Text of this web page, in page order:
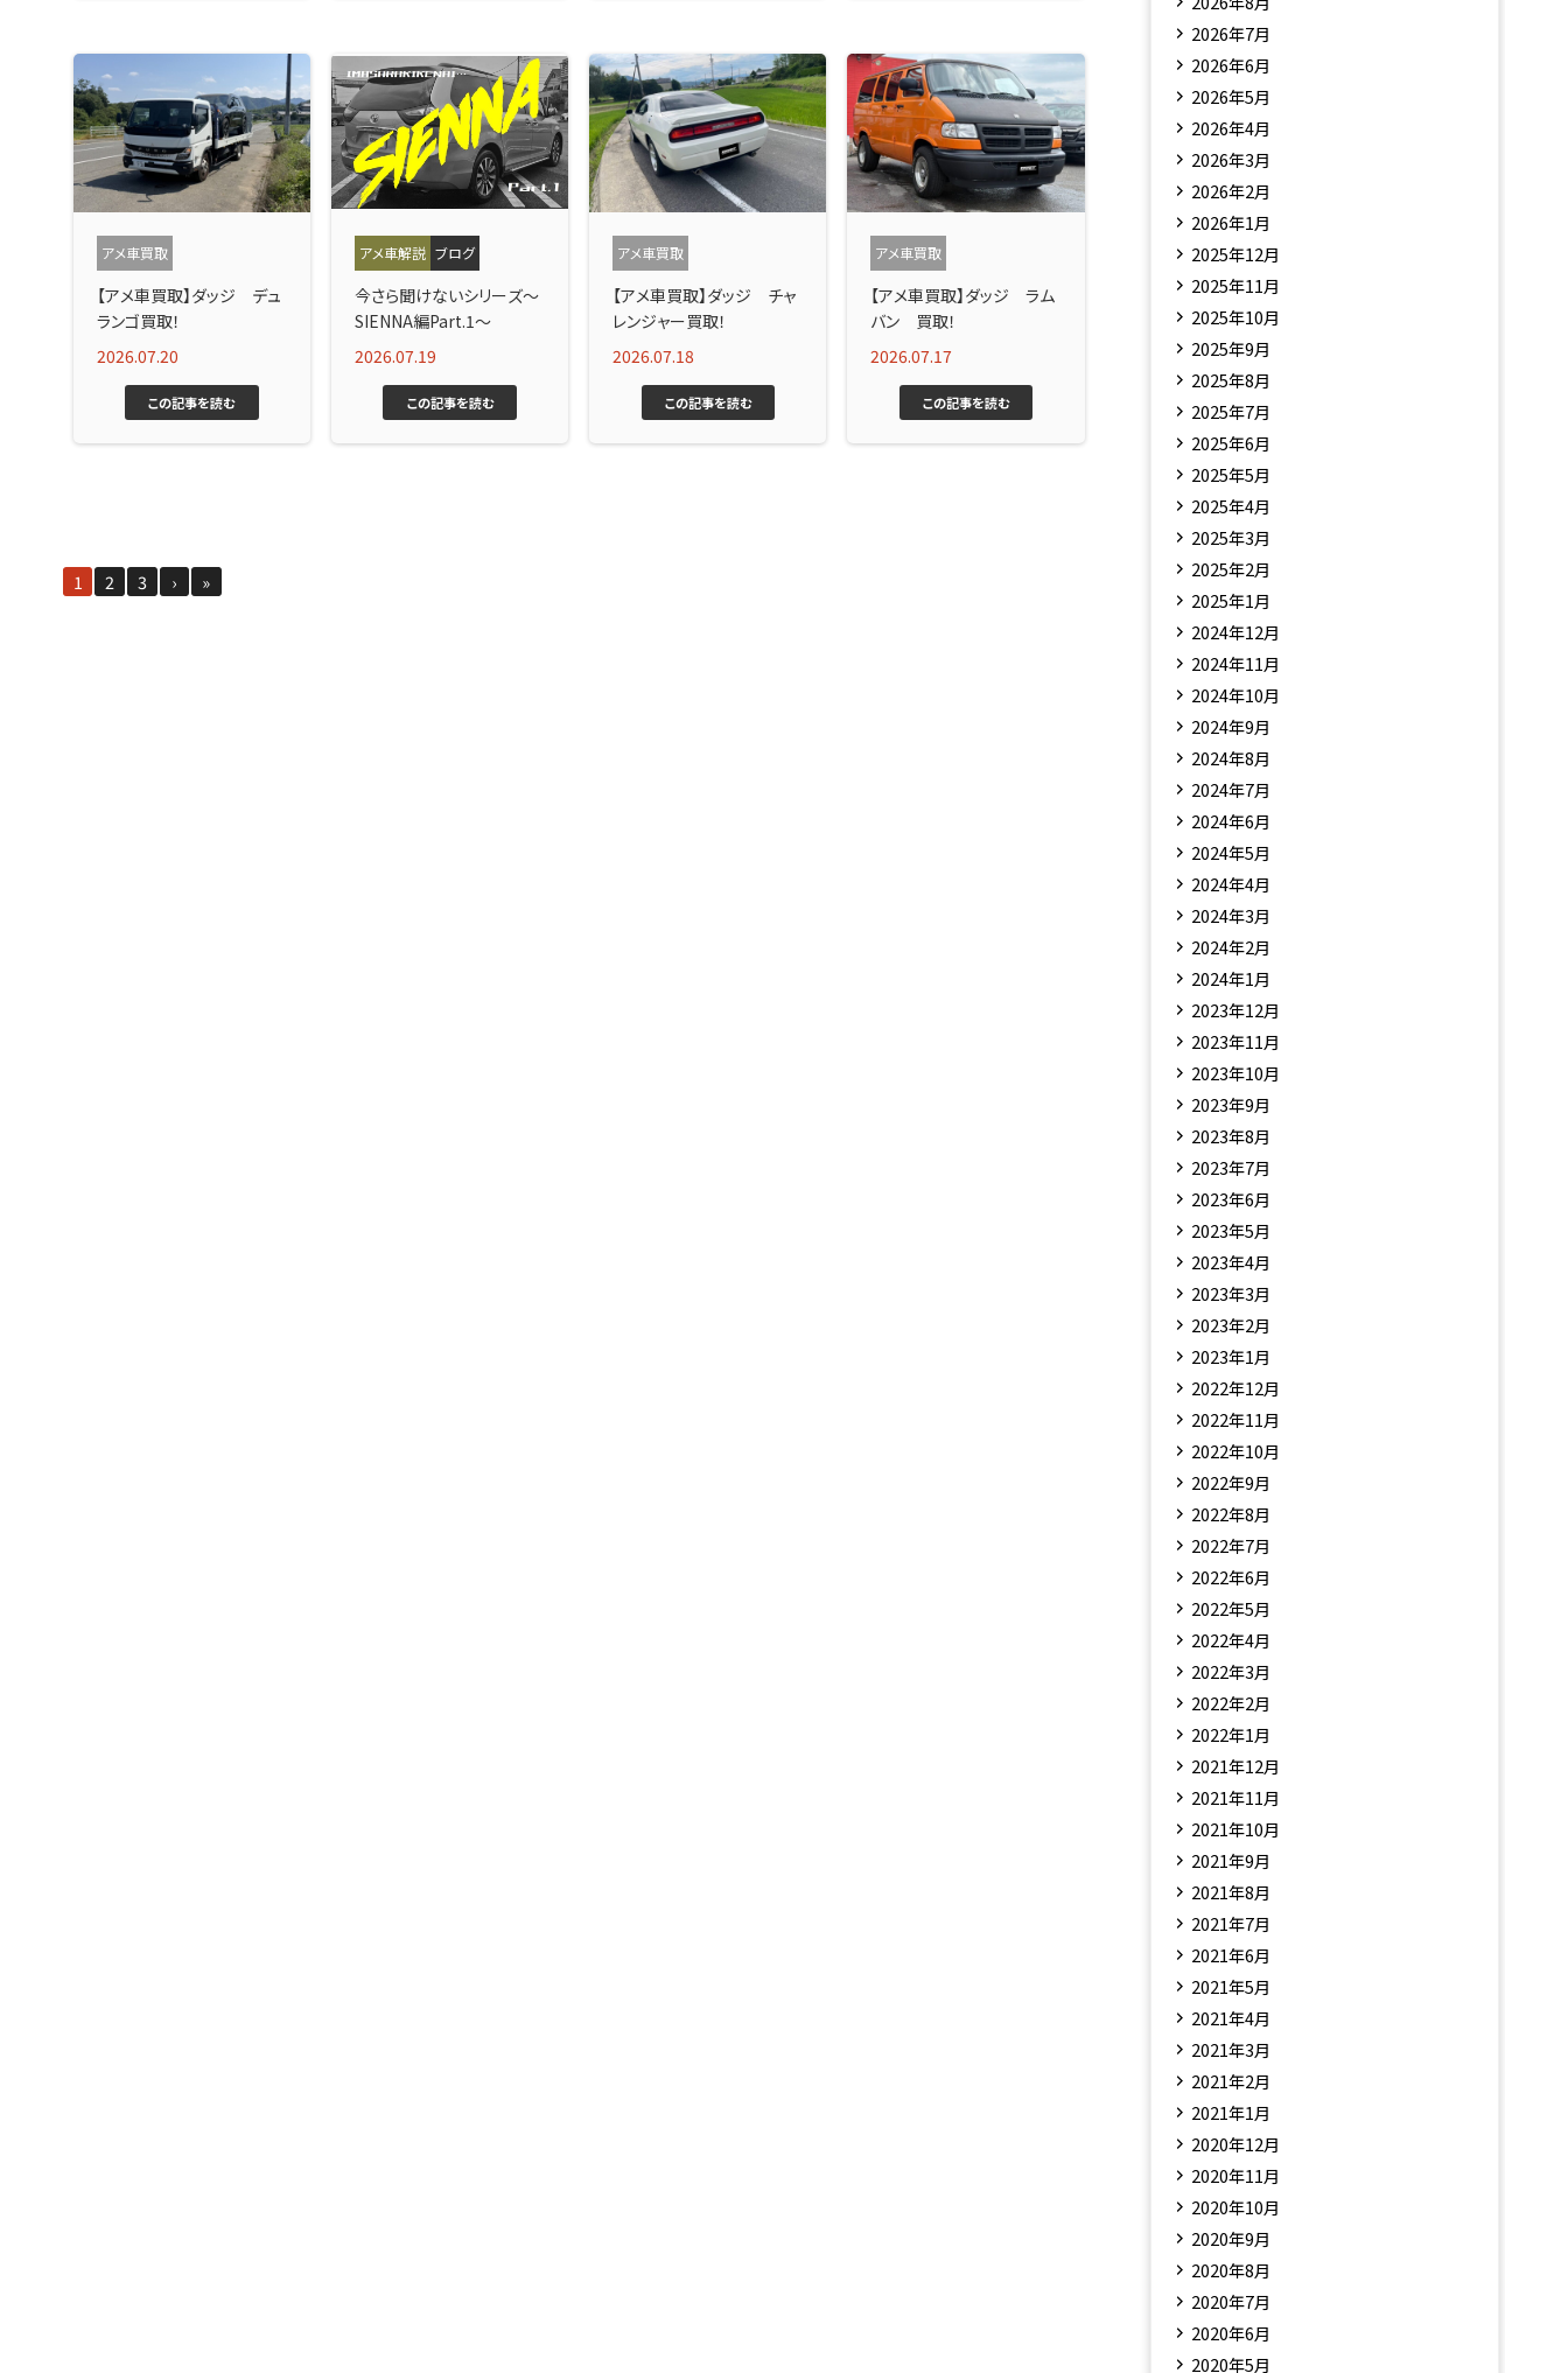
アメ車買取
【アメ車買取】ダッジ デュ
ランゴ買取！
2026.07.20
この記事を読む
アメ車解説 ブログ
今さら聞けないシリーズ～
SIENNA編Part.1～
2026.07.19
この記事を読む
アメ車買取
【アメ車買取】ダッジ チャ
レンジャー買取！
2026.07.18
この記事を読む
アメ車買取
【アメ車買取】ダッジ ラム
バン 買取！
2026.07.17
この記事を読む
1 2 3 › »
2026年7月
2026年6月
2026年5月
2026年4月
2026年3月
2026年2月
2026年1月
2025年12月
2025年11月
2025年10月
2025年9月
2025年8月
2025年7月
2025年6月
2025年5月
2025年4月
2025年3月
2025年2月
2025年1月
2024年12月
2024年11月
2024年10月
2024年9月
2024年8月
2024年7月
2024年6月
2024年5月
2024年4月
2024年3月
2024年2月
2024年1月
2023年12月
2023年11月
2023年10月
2023年9月
2023年8月
2023年7月
2023年6月
2023年5月
2023年4月
2023年3月
2023年2月
2023年1月
2022年12月
2022年11月
2022年10月
2022年9月
2022年8月
2022年7月
2022年6月
2022年5月
2022年4月
2022年3月
2022年2月
2022年1月
2021年12月
2021年11月
2021年10月
2021年9月
2021年8月
2021年7月
2021年6月
2021年5月
2021年4月
2021年3月
2021年2月
2021年1月
2020年12月
2020年11月
2020年10月
2020年9月
2020年8月
2020年7月
2020年6月
2020年5月